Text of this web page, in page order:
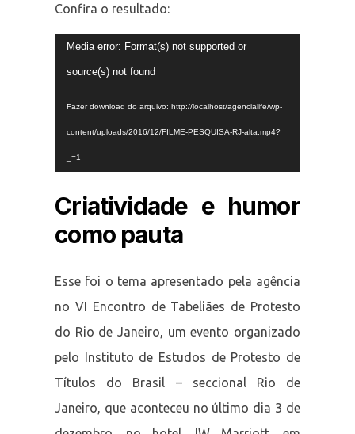
Confira o resultado:
Tocador
Media error: Format(s) not supported or
source(s) not found
Fazer download do arquivo: http://localhost/agencialife/wp-
content/uploads/2016/12/FILME-PESQUISA-RJ-alta.mp4?
_=1
Criatividade e humor
como pauta
Esse foi o tema apresentado pela agência
no VI Encontro de Tabeliães de Protesto
do Rio de Janeiro, um evento organizado
pelo Instituto de Estudos de Protesto de
Títulos do Brasil – seccional Rio de
Janeiro, que aconteceu no último dia 3 de